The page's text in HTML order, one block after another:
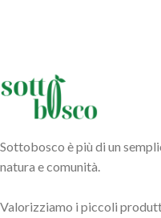
Sottobosco è più di un
natura e comunità.
Valorizziamo i piccoli